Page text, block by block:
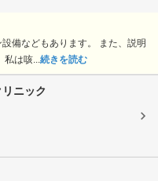
備などもあります。 また、説明
私は咳...続きを読む
ニック